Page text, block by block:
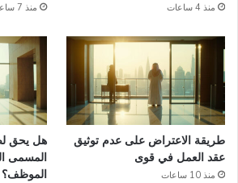
منذ 4 ساعات منذ 7 ساعات
طريقة الاعتراض على عدم توثيق
عقد العمل في قوى
منذ 10 ساعات
هل يحق
المسمى
الموظف؟